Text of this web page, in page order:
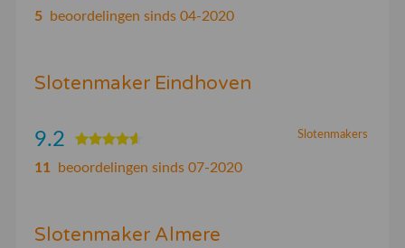
5beoordelingen sinds 04-2020
Slotenmaker Eindhoven
Slotenmakers
9.2
11 beoordelingen sinds 07-2020
Slotenmaker Almere